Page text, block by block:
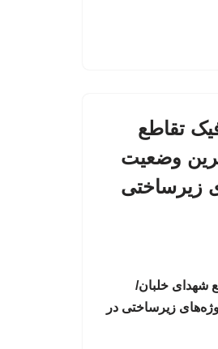
تقاطع
وضعیت
زیرساختی
شهدای خلبان/
زیرساختی در